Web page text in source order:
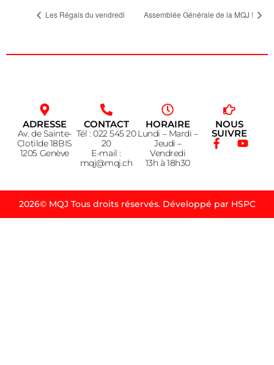
Les Régals du vendredi Assemblée Générale de la MQJ !
ADRESSE
Av. de Sainte-
Clotilde 18BIS
1205 Genève
CONTACT
Tél : 022 545 20
20
E-mail :
mqj@mqj.ch
HORAIRE
Lundi – Mardi –
Jeudi –
Vendredi
13h à 18h30
NOUS
SUIVRE
2026© MQJ Tous droits réservés. Développé par HSPC